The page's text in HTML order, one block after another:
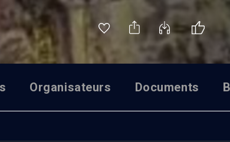
Organisateurs Documents